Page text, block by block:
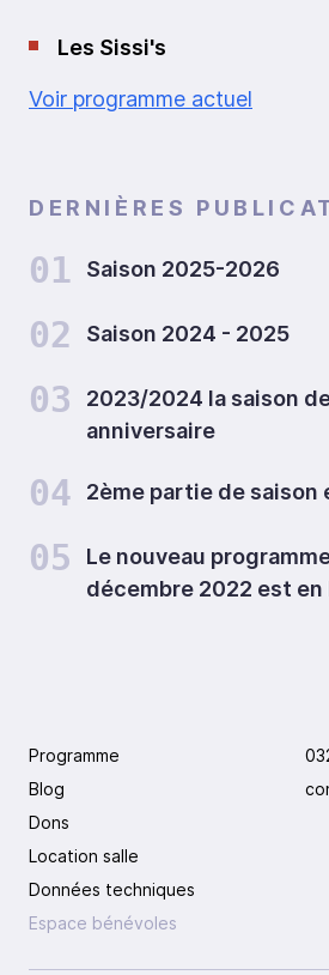
Les Sissi's
Voir programme actuel
DERNIÈRES
01 Saison 2025-2026
02 Saison 2024 - 2025
03
2023/2024 la saison
anniversaire
04 2ème partie de saison
05
Le nouveau
décembre 2022 est en
Programme
Blog
Dons
Location salle
Données techniques
Espace bénévoles